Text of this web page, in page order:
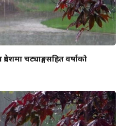
चट्याङ्गसहित वर्षाको